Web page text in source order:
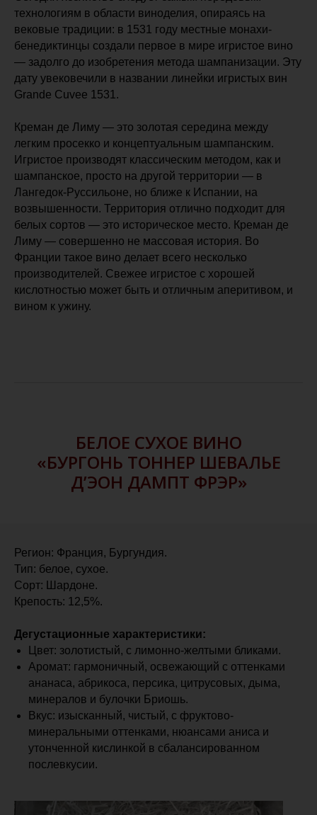
технологиям в области виноделия, опираясь на
вековые традиции: в 1531 году местные монахи-
бенедиктинцы создали первое в мире игристое вино
— задолго до изобретения метода шампанизации. Эту
дату увековечили в названии линейки игристых вин
Grande Cuvee 1531.
Креман де Лиму — это золотая середина между
легким просекко и концептуальным шампанским.
Игристое производят классическим методом, как и
шампанское, просто на другой территории — в
Лангедок-Руссильоне, но ближе к Испании, на
возвышенности. Территория отлично подходит для
белых сортов — это историческое место. Креман де
Лиму — совершенно не массовая история. Во
Франции такое вино делает всего несколько
производителей. Свежее игристое с хорошей
кислотностью может быть и отличным аперитивом, и
вином к ужину.
БЕЛОЕ СУХОЕ ВИНО
«БУРГОНЬ ТОННЕР ШЕВАЛЬЕ
Д’ЭОН ДАМПТ ФРЭР»
Регион: Франция, Бургундия.
Тип: белое, сухое.
Сорт: Шардоне.
Крепость: 12,5%.
Дегустационные характеристики:
Цвет: золотистый, с лимонно-желтыми бликами.
Аромат: гармоничный, освежающий с оттенками
ананаса, абрикоса, персика, цитрусовых, дыма,
минералов и булочки Бриошь.
Вкус: изысканный, чистый, с фруктово-
минеральными оттенками, нюансами аниса и
утонченной кислинкой в сбалансированном
послевкусии.